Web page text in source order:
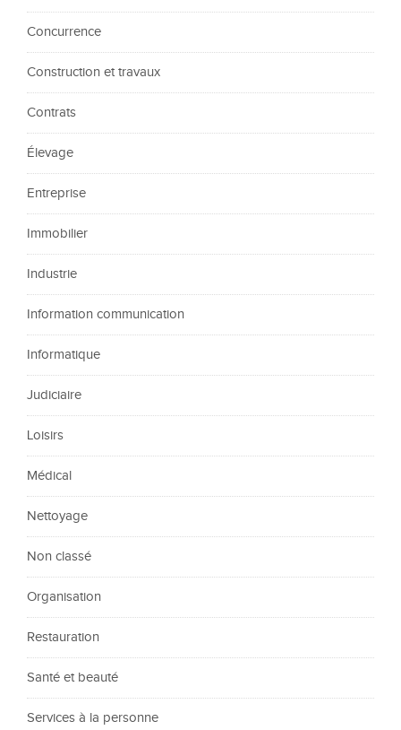
Concurrence
Construction et travaux
Contrats
Élevage
Entreprise
Immobilier
Industrie
Information communication
Informatique
Judiciaire
Loisirs
Médical
Nettoyage
Non classé
Organisation
Restauration
Santé et beauté
Services à la personne